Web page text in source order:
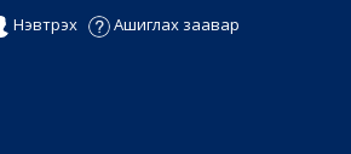
Нэвтрэх Ашиглах заавар